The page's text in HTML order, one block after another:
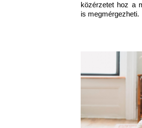
közérzetet hoz a
is megmérgezheti.